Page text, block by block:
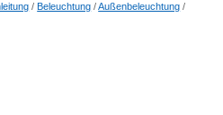
/Beleuchtung /Außenbeleuchtung /